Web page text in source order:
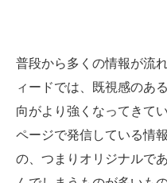
普段から多くの情報が流
ィードでは、既視感のあ
向がより強くなってきて
ページで発信している情
の、つまりオリジナルで